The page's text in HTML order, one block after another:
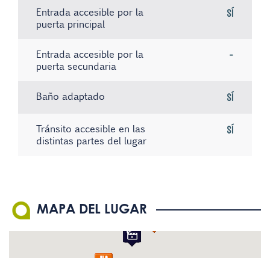
Entrada accesible por la
puerta principal
Sí
Entrada accesible por la
puerta secundaria
-
Baño adaptado Sí
Tránsito accesible en las
distintas partes del lugar
Sí
El personal conoce la
Lengua de Signos Española
MAPA DEL LUGAR